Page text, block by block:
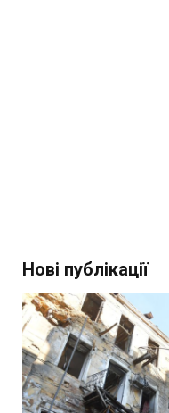
Нові публікації